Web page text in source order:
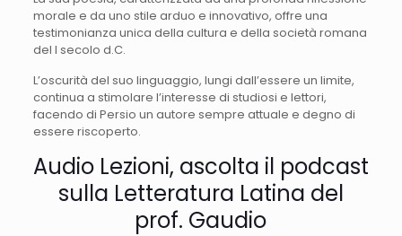
morale e da uno stile arduo e innovativo, offre una
testimonianza unica della cultura e della società romana
del I secolo d.C.
L’oscurità del suo linguaggio, lungi dall’essere un limite,
continua a stimolare l’interesse di studiosi e lettori,
facendo di Persio un autore sempre attuale e degno di
essere riscoperto.
Audio Lezioni, ascolta il podcast
sulla Letteratura Latina del
prof. Gaudio